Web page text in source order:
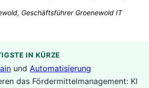
Geschäftsführer Groenewold IT
IN KÜRZE
und Automatisierung
das Fördermittelmanagement: KI